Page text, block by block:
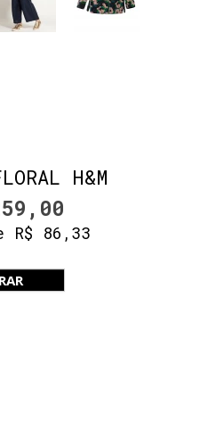
H&M
R$ 86,33